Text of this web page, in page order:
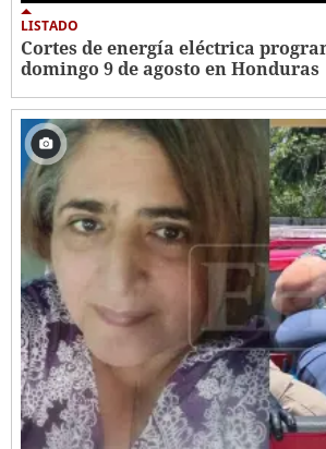
LISTADO
Cortes de energía eléctrica
domingo 9 de agosto en Honduras